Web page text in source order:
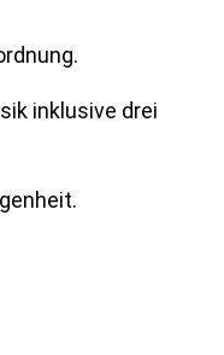
inklusive drei